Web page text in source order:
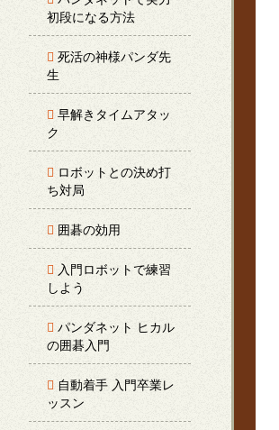
初段になる方法
死活の神様パンダ先
生
早解きタイムアタッ
ク
ロボットとの決め打
ち対局
囲碁の効用
入門ロボットで練習
しよう
パンダネット ヒカル
の囲碁入門
自動着手 入門卒業レ
ッスン